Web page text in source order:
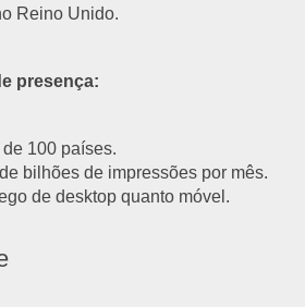
Reino Unido.
presença:
100 países.
bilhões de impressões por mês.
de desktop quanto móvel.